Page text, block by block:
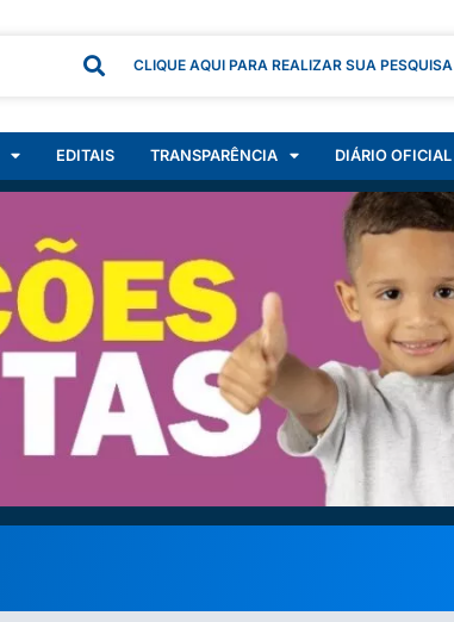
CLIQUE AQUI PARA REALIZAR SUA PESQUISA
EDITAIS TRANSPARÊNCIA DIÁRIO OFICIAL